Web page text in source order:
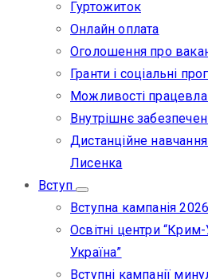
Гуртожиток
Онлайн оплата
Оголошення про
Гранти і соціальні
Можливості
Внутрішнє
Дистанційне
Лисенка
Вступ
Вступна кампанія 2026
Освітні центри
Україна”
Вступні кампанії